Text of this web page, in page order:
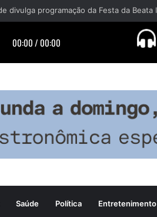
Saúde Política Entretenimento